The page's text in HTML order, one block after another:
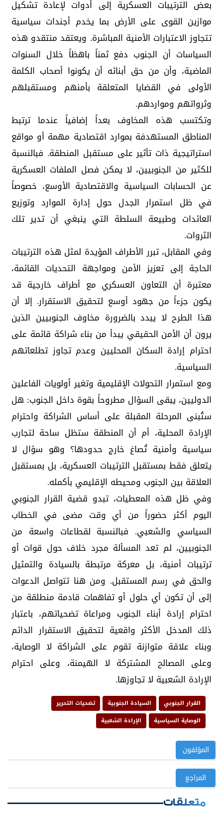
بعض الترتيبات العسكرية إلى أدوات لإعادة تشكيل
موازين القوى على الأرض بما يخدم أجندات سياسية
تتجاوز الاعتبارات الأمنية المباشرة. ويعتقد منتقدو هذه
السياسات أن الجنوب دفع ثمناً باهظاً خلال السنوات
الماضية، وأن من حق أبنائه أن يكونوا أصحاب الكلمة
الأولى في القضايا المتعلقة بأمنهم ومستقبلهم
وثرواتهم ومواردهم.
وتكتسب هذه المخاوف بعداً إضافياً عندما ترتبط
المناطق المستهدفة بموارد اقتصادية مهمة أو مواقع
استراتيجية ذات تأثير على مستقبل المنطقة. فبالنسبة
للكثير من الجنوبيين، لا يمكن فصل الملفات العسكرية
عن الحسابات السياسية والاقتصادية الأوسع، خصوصاً
في ظل استمرار الجدل حول إدارة الموارد وتوزيع
العائدات وطبيعة السلطة التي ينبغي أن تدير تلك
الثروات.
وفي المقابل، تبرر الأطراف المؤيدة لمثل هذه الترتيبات
الحاجة إلى تعزيز الأمن ومواجهة التحديات القائمة،
معتبرة أن التعاون العسكري مع أطراف خارجية قد
يكون جزءاً من جهود أوسع لتحقيق الاستقرار. إلا أن
هذا الطرح لا يبدد بالضرورة مخاوف الجنوبيين الذين
يرون أن الأمن الحقيقي يبدأ من بناء شراكة قائمة على
احترام إرادة السكان المحليين وعدم تجاوز تطلعاتهم
السياسية.
ومع استمرار التحولات الإقليمية وتغير أولويات الفاعلين
الدوليين، يبقى السؤال مطروحاً بقوة داخل الجنوب: هل
ستُبنى المرحلة المقبلة على أساس الشراكة واحترام
الإرادة المحلية، أم أن المنطقة ستظل ساحة لتجارب
سياسية وأمنية تُصاغ خارج حدودها؟ وهو سؤال لا
يتعلق فقط بمستقبل الترتيبات العسكرية، بل بمستقبل
العلاقة بين الجنوب ومحيطه الإقليمي بأكمله.
وفي ظل هذه المعطيات، تبدو قضية القرار الجنوبي
اليوم أكثر حضوراً من أي وقت مضى في الخطاب
السياسي والشعبي. فبالنسبة لقطاعات واسعة من
الجنوبيين، لم تعد المسألة مجرد خلاف حول قوات أو
ترتيبات أمنية، بل معركة مرتبطة بالسيادة والتمثيل
والحق في رسم المستقبل. ومن هنا تتواصل الدعوات
إلى أن تكون أي حلول أو تفاهمات قادمة منطلقة من
احترام إرادة أبناء الجنوب ومراعاة تضحياتهم، باعتبار
ذلك المدخل الأكثر واقعية لتحقيق الاستقرار الدائم
وبناء علاقة متوازنة تقوم على الشراكة لا الوصاية،
وعلى المصالح المشتركة لا الهيمنة، وعلى احترام
الإرادة الشعبية لا تجاوزها.
القرار الجنوبي السيادة الجنوبية
تضحيات التحرير
الوصاية السياسية
الإرادة الشعبية
المؤلفون
المراجع
متعلقات